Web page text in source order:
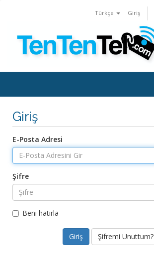
Türkçe Giriş
Giriş
E-Posta Adresi
Şifre
Beni hatırla
Şifremi Unuttum?